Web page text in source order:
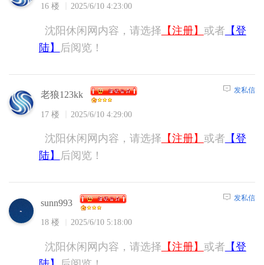
16 楼 2025/6/10 4:23:00
沈阳休闲网内容，请选择 【注册】 或者 【登
陆】
后阅览！
老狼123kk
17 楼 2025/6/10 4:29:00
发私信
沈阳休闲网内容，请选择 【注册】 或者 【登
陆】
后阅览！
sunn993
18 楼 2025/6/10 5:18:00
发私信
沈阳休闲网内容，请选择 【注册】 或者 【登